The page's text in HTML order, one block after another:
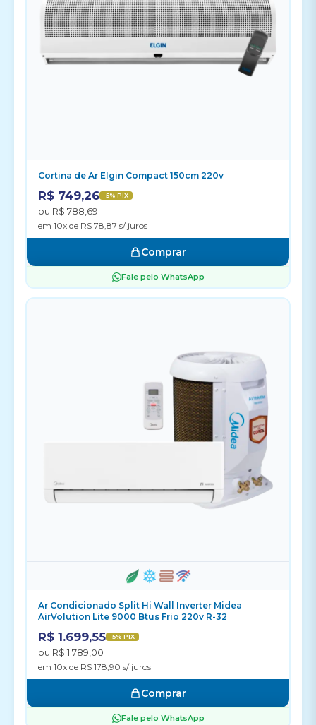
Cortina de Ar Elgin Compact 150cm 220v
R$ 749,26 -5% PIX
ou R$ 788,69
em 10x de R$ 78,87 s/ juros
Comprar
Fale pelo WhatsApp
Ar Condicionado Split Hi Wall Inverter Midea
AirVolution Lite 9000 Btus Frio 220v R-32
R$ 1.699,55 -5% PIX
ou R$ 1.789,00
em 10x de R$ 178,90 s/ juros
Comprar
Fale pelo WhatsApp